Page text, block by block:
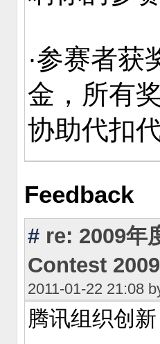
·参赛者获
金，所有
协助代扣
Feedback
# re: 2009年
Contest 2009
2011-01-22 21:08
腾讯组织创